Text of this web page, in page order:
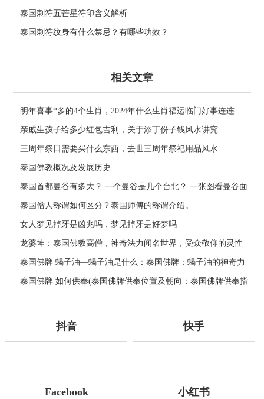
泰国刺符五芒星符印含义解析
泰国刺符纹身有什么禁忌？有哪些功效？
相关文章
明年喜事*多的4个生肖，2024年什么生肖福运临门好事连连
亲戚生孩子给多少红包吉利，关于添丁份子钱风水讲究
三周年祭日需要买什么东西，去世三周年祭祀用品风水
泰国佛教概况及发展历史
泰国首都曼谷有多大？ 一个曼谷是几个台北？ 一张图看曼谷面
积与各大城市比较
泰国僧人称谓如何区分？泰国师傅的称谓介绍。
女人梦见掉牙是凶兆吗，梦见掉牙是好梦吗
龙婆坤：泰国佛教高僧，神奇法力闻名世界，受众敬仰的灵性
导师
泰国佛牌 蝎子油—蝎子油是什么：泰国佛牌：蝎子油的神奇力
量
泰国佛牌 如何供奉(泰国佛牌供奉位置及朝向：泰国佛牌供奉指
抖音 快手
Facebook 小红书